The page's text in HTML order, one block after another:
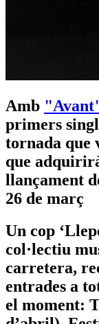
Amb
primers
tornada que
que
llançament
26 de març
Un cop
col·lectiu
carretera,
entrades a
el moment: